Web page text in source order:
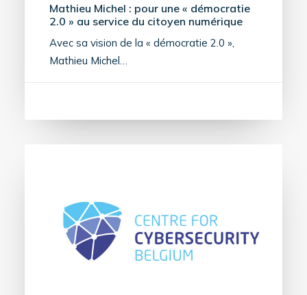
Mathieu Michel : pour une « démocratie
2.0 » au service du citoyen numérique
Avec sa vision de la « démocratie 2.0 »,
Mathieu Michel…